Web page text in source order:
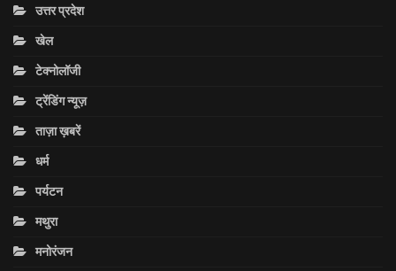
उत्तर प्रदेश
खेल
टेक्नोलॉजी
ट्रेंडिंग न्यूज़
ताज़ा ख़बरें
धर्म
पर्यटन
मथुरा
मनोरंजन